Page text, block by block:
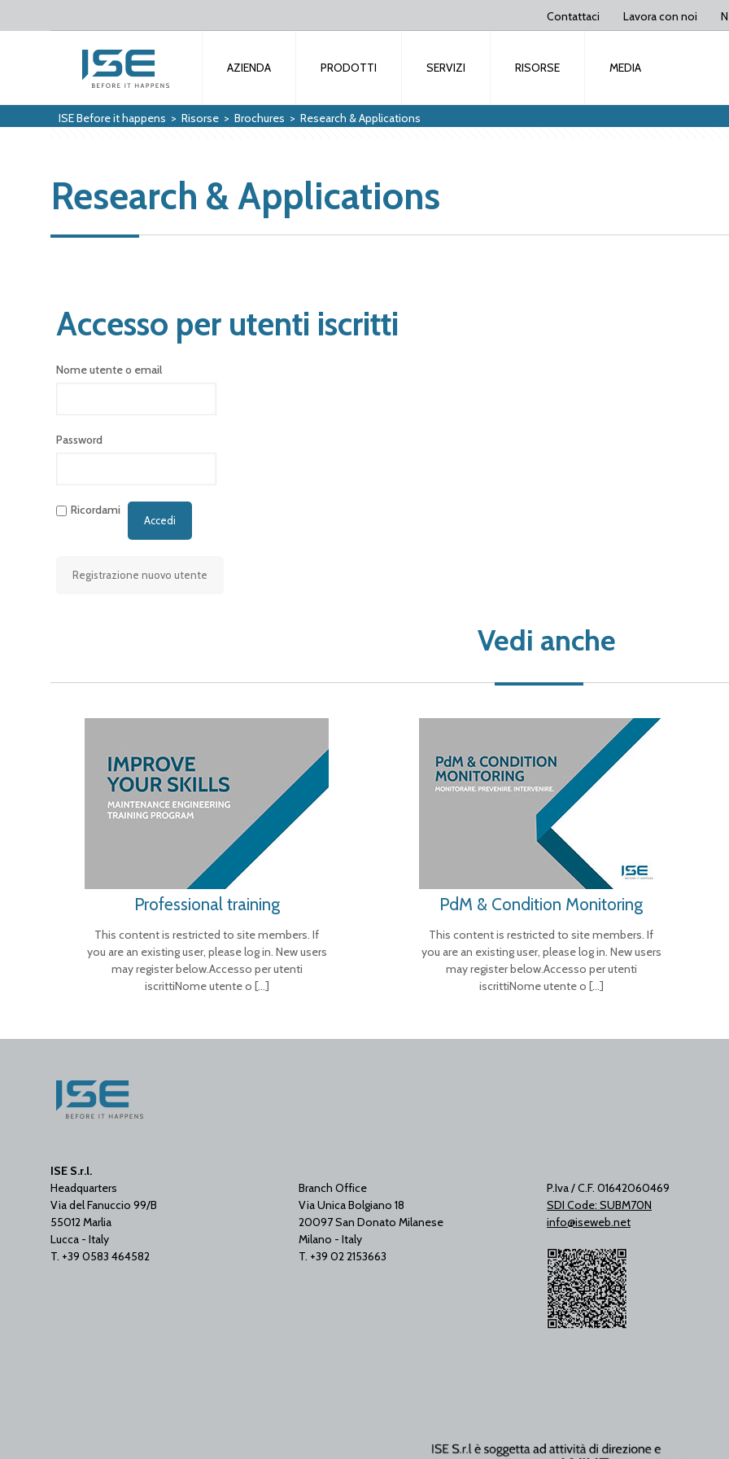
Contattaci Lavora con noi
AZIENDA PRODOTTI SERVIZI RISORSE MEDIA
ISE Before it happens > Risorse > Brochures > Research & Applications
Research & Applications
Accesso per utenti iscritti
Nome utente o email
Password
Ricordami
Registrazione nuovo utente
Vedi anche
Professional training
This content is restricted to site members. If
you are an existing user, please log in. New users
may register below.Accesso per utenti
iscrittiNome utente o […]
PdM & Condition Monitoring
This content is restricted to site members. If
you are an existing user, please log in. New users
may register below.Accesso per utenti
iscrittiNome utente o […]
ISE S.r.l.
Headquarters
Via del Fanuccio 99/B
55012 Marlia
Lucca - Italy
T. +39 0583 464582
Branch Office
Via Unica Bolgiano 18
20097 San Donato Milanese
Milano - Italy
T. +39 02 2153663
P.Iva / C.F. 01642060469
SDI Code: SUBM70N
info@iseweb.net